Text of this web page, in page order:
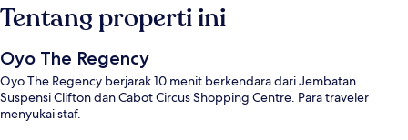
Tentang properti ini
Oyo The Regency
Oyo The Regency berjarak 10 menit berkendara dari Jembatan
Suspensi Clifton dan Cabot Circus Shopping Centre. Para traveler
menyukai staf.